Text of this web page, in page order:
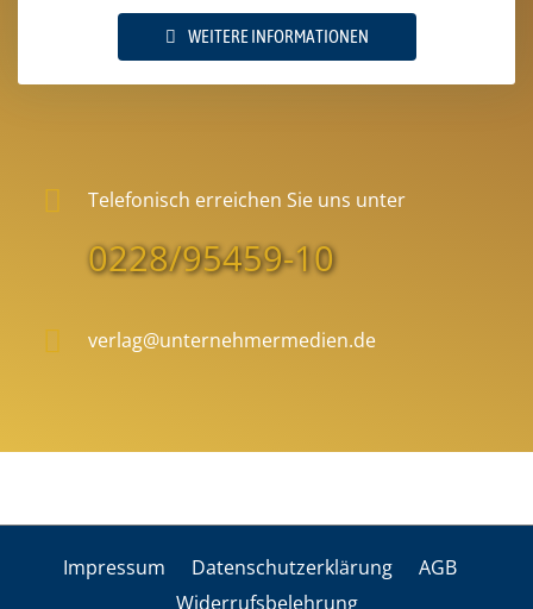
WEITERE INFORMATIONEN
Telefonisch erreichen Sie uns unter
0228/95459-10
verlag@unternehmermedien.de
Impres­sum Daten­schutz­er­klä­rung
AGB
Wider­rufs­be­leh­rung